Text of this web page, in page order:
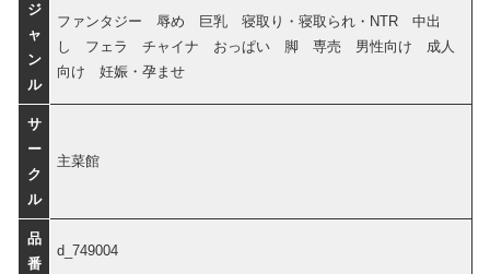
ジ
ャ
ン
ル
ファンタジー 辱め 巨乳 寝取り・寝取られ・NTR 中出
し フェラ チャイナ おっぱい 脚 専売 男性向け 成人
向け 妊娠・孕ませ
サ
ー
ク
ル
主菜館
品
番
d_749004